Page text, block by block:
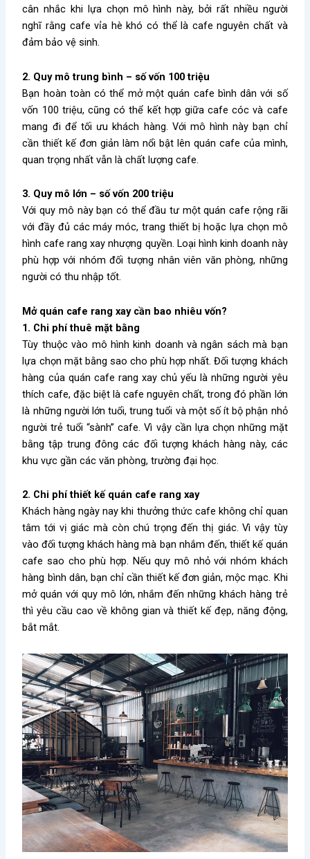
cân nhắc khi lựa chọn mô hình này, bởi rất nhiều người
nghĩ rằng cafe vỉa hè khó có thể là cafe nguyên chất và
đảm bảo vệ sinh.
2. Quy mô trung bình – số vốn 100 triệu
Bạn hoàn toàn có thể mở một quán cafe bình dân với số
vốn 100 triệu, cũng có thể kết hợp giữa cafe cóc và cafe
mang đi để tối ưu khách hàng. Với mô hình này bạn chỉ
cần thiết kế đơn giản làm nổi bật lên quán cafe của mình,
quan trọng nhất vẫn là chất lượng cafe.
3. Quy mô lớn – số vốn 200 triệu
Với quy mô này bạn có thể đầu tư một quán cafe rộng rãi
với đầy đủ các máy móc, trang thiết bị hoặc lựa chọn mô
hình cafe rang xay nhượng quyền. Loại hình kinh doanh này
phù hợp với nhóm đối tượng nhân viên văn phòng, những
người có thu nhập tốt.
Mở quán cafe rang xay cần bao nhiêu vốn?
1. Chi phí thuê mặt bằng
Tùy thuộc vào mô hình kinh doanh và ngân sách mà bạn
lựa chọn mặt bằng sao cho phù hợp nhất. Đối tượng khách
hàng của quán cafe rang xay chủ yếu là những người yêu
thích cafe, đặc biệt là cafe nguyên chất, trong đó phần lớn
là những người lớn tuổi, trung tuổi và một số ít bộ phận nhỏ
người trẻ tuổi “sành” cafe. Vì vậy cần lựa chọn những mặt
bằng tập trung đông các đối tượng khách hàng này, các
khu vực gần các văn phòng, trường đại học.
2. Chi phí thiết kế quán cafe rang xay
Khách hàng ngày nay khi thưởng thức cafe không chỉ quan
tâm tới vị giác mà còn chú trọng đến thị giác. Vì vậy tùy
vào đối tượng khách hàng mà bạn nhắm đến, thiết kế quán
cafe sao cho phù hợp. Nếu quy mô nhỏ với nhóm khách
hàng bình dân, bạn chỉ cần thiết kế đơn giản, mộc mạc. Khi
mở quán với quy mô lớn, nhắm đến những khách hàng trẻ
thì yêu cầu cao về không gian và thiết kế đẹp, năng động,
bắt mắt.